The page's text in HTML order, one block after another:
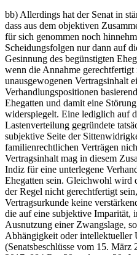
bb) Allerdings hat der Senat in
dass aus dem objektiven
für sich genommen noch
Scheidungsfolgen nur dann auf
Gesinnung des begünstigten
wenn die Annahme gerechtfertigt
unausgewogenen Vertragsinhalt
Verhandlungspositionen
Ehegatten und damit eine
widerspiegelt. Eine lediglich auf
Lastenverteilung gegründete
subjektive Seite der
familienrechtlichen Verträgen
Vertragsinhalt mag in diesem
Indiz für eine unterlegene
Ehegatten sein. Gleichwohl wird
der Regel nicht gerechtfertigt
Vertragsurkunde keine
die auf eine subjektive Imparität,
Ausnutzung einer Zwangslage,
Abhängigkeit oder intellektueller
(Senatsbeschlüsse vom 15. März